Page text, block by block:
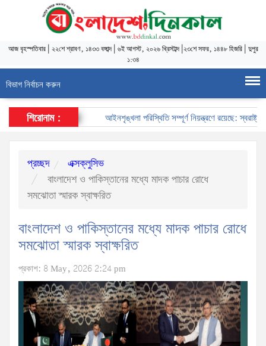
আজবৃহস্পতিবার| ২২শে শ্রাবণ, ১৪৩৩ বঙ্গাব্দ| ৬ই আগস্ট, ২০২৬ খ্রিস্টাব্দ| ২৩শে সফর, ১৪৪৮ হিজরি| দুপুর
১:৩৪
বিভাগ নির্বাচন করুন
শিরোনাম : আইনশৃঙ্খলা পরিস্থিতি সম্পূর্ণ নিয়ন্ত্রণে রয়েছে: স্বরাষ্ট্রমন্ত্রী
প্রচ্ছদ
এক্সক্লুসিভ
বাংলাদেশ ও পাকিস্তানের মধ্যে মাদক পাচার রোধে
সমঝোতা স্মারক স্বাক্ষরিত
বাংলাদেশ ও পাকিস্তানের মধ্যে মাদক পাচার রোধে
সমঝোতা স্মারক স্বাক্ষরিত
প্রকাশ: 8 May, 2026 2:24 pm